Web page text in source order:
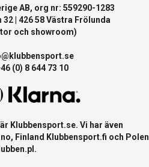
AB, org nr: 559290-1283
| 426 58 Västra Frölunda
och showroom)
(0) 8 644 73 10
Klubbensport.se. Vi har även
, Finland Klubbensport.fi och Polen
.